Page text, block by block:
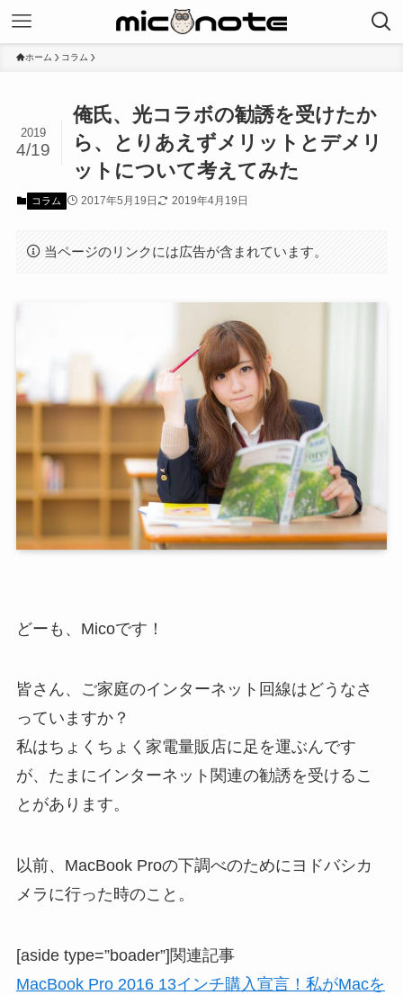
ホーム コラム
俺氏、光コラボの勧誘を受けたか
ら、とりあえずメリットとデメリ
ットについて考えてみた
2019
4/19
コラム 2017年5月19日 2019年4月19日
当ページのリンクには広告が含まれています。
どーも、Micoです！
皆さん、ご家庭のインターネット回線はどうなさ
っていますか？
私はちょくちょく家電量販店に足を運ぶんです
が、たまにインターネット関連の勧誘を受けるこ
とがあります。
以前、MacBook Proの下調べのためにヨドバシカ
メラに行った時のこと。
[aside type=”boader”]関連記事
MacBook Pro 2016 13インチ購入宣言！私がMacを